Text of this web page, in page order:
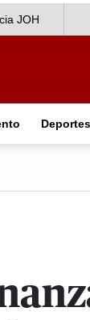
JOH
Deportes